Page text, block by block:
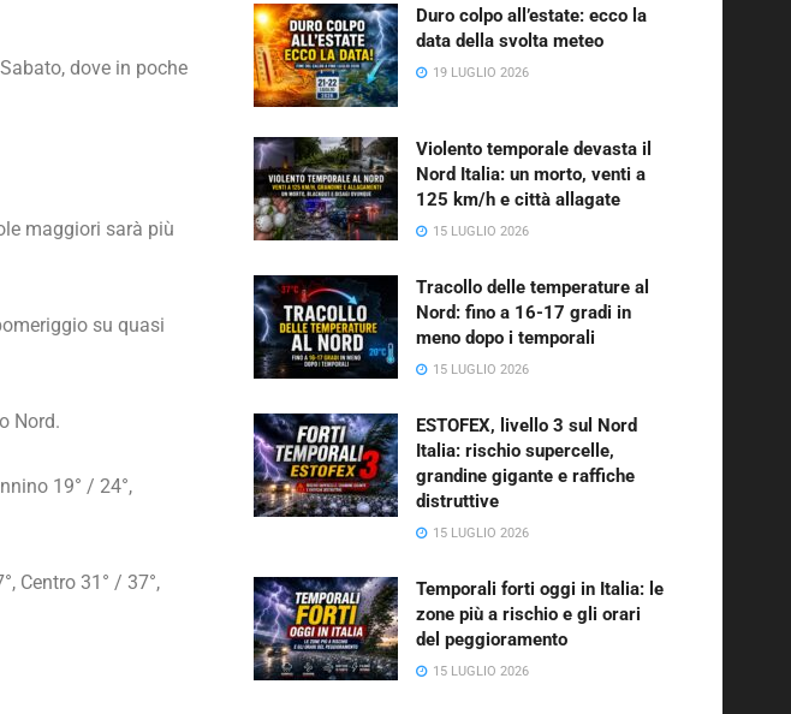
dove in poche
maggiori sarà più
su quasi
Nord.
19° / 24°,
Centro 31° / 37°,
Duro colpo all’estate: ecco la
data della svolta meteo
19 LUGLIO 2026
Violento temporale devasta il
Nord Italia: un morto, venti a
125 km/h e città allagate
15 LUGLIO 2026
Tracollo delle temperature al
Nord: fino a 16-17 gradi in
meno dopo i temporali
15 LUGLIO 2026
ESTOFEX, livello 3 sul Nord
Italia: rischio supercelle,
grandine gigante e raffiche
distruttive
15 LUGLIO 2026
Temporali forti oggi in Italia: le
zone più a rischio e gli orari
del peggioramento
15 LUGLIO 2026